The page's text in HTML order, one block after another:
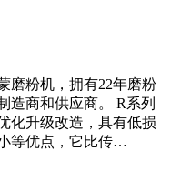
磨粉机，拥有22年磨粉
造商和供应商。 R系列
化升级改造，具有低损
等优点，它比传…